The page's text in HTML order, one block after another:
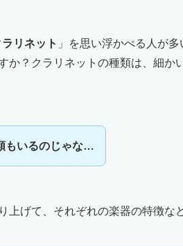
リネット 」を思い浮かべる人が
？クラリネットの種類は、細か
もいるのじゃな…
げて、それぞれの楽器の特徴な